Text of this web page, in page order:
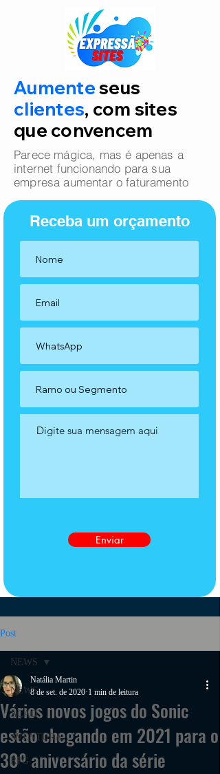
Aumenteseus
clientes, com sites
que convencem
Parece mágica, mas é apenas a
internet funcionando para sua
empresa aumentar o faturamento
Receba um orçamento
Enviar
Post
NEWS
AÇÃO
AVENTURA
RPG
NEWS
Vários novos jogos do Sonic
estão chegando em 2021 para o
30º aniversário da série
Natália Martin
8 de set. de 2020 1 min de leitura